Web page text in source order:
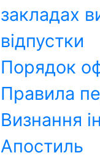
закладах
відпустки
Порядок
Правила
Визнання
Апостиль